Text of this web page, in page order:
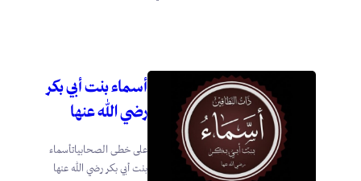
أسماء بنت أبي بكر
رضي الله عنها
على خطى الصحابياتأسماء
بنت أبي بكر رضي الله عنها